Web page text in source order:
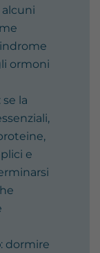
ormoni
: se la
e
: dormire